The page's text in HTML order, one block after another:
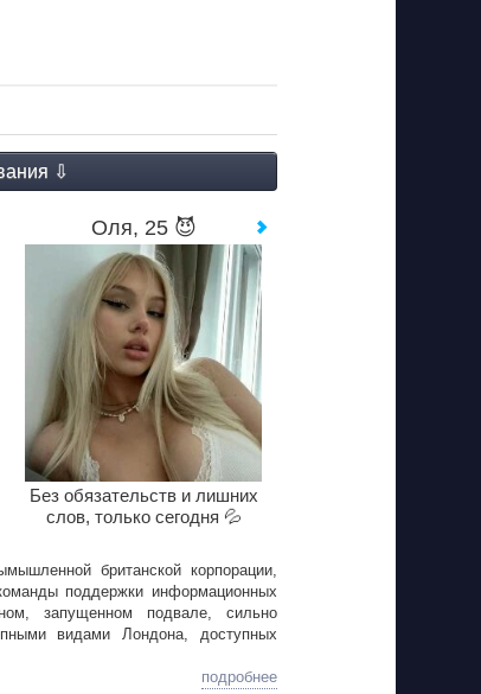
Оля, 25 😈
Без обязательств и лишних
слов, только сегодня 💦
британской корпорации,
поддержки информационных
запущенном подвале, сильно
видами Лондона, доступных
подробнее